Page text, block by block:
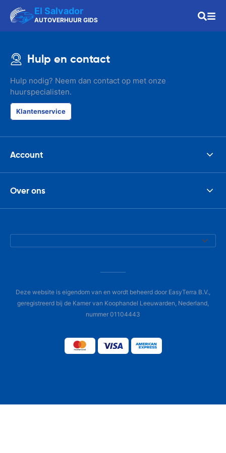
El Salvador
AUTOVERHUUR GIDS
Hulp en contact
Hulp nodig? Neem dan contact op met onze
huurspecialisten.
Klantenservice
Account
Over ons
Deze website is eigendom van en wordt beheerd door EasyTerra B.V.,
geregistreerd bij de Kamer van Koophandel Leeuwarden, Nederland,
nummer 01104443